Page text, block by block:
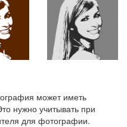
может иметь
нужно учитывать при
для фотографии.